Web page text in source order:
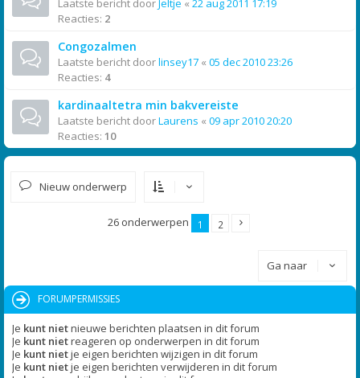
Laatste bericht doorJeltje « 22 aug 2011 17:19
Reacties: 2
Congozalmen
Laatste bericht doorlinsey17 « 05 dec 2010 23:26
Reacties: 4
kardinaaltetra min bakvereiste
Laatste bericht doorLaurens « 09 apr 2010 20:20
Reacties: 10
Nieuw onderwerp
26 onderwerpen 1 2
Ga naar
FORUMPERMISSIES
Je kunt nietnieuwe berichten plaatsen in dit forum
Je kunt nietreageren op onderwerpen in dit forum
Je kunt nietje eigen berichten wijzigen in dit forum
Je kunt nietje eigen berichten verwijderen in dit forum